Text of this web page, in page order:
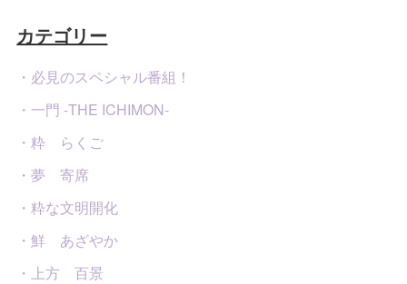
カテゴリー
・必見のスペシャル番組！
・一門 -THE ICHIMON-
・粋 らくご
・夢 寄席
・粋な文明開化
・鮮 あざやか
・上方 百景